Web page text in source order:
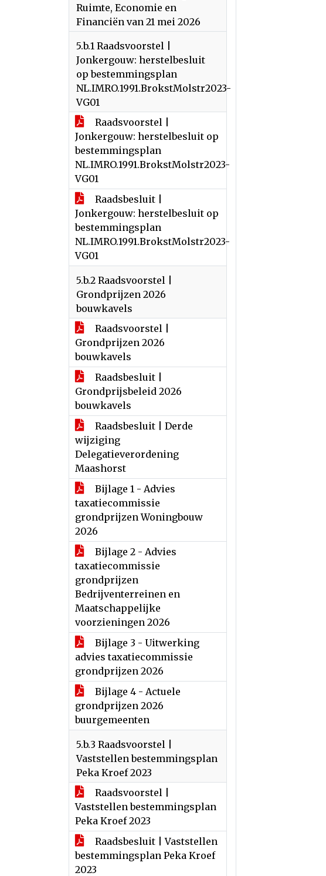
Ruimte, Economie en
Financiën van 21 mei 2026
5.b.1 Raadsvoorstel |
Jonkergouw: herstelbesluit
op bestemmingsplan
NL.IMRO.1991.BrokstMolstr2023-
VG01
Raadsvoorstel |
Jonkergouw: herstelbesluit op
bestemmingsplan
NL.IMRO.1991.BrokstMolstr2023-
VG01
Raadsbesluit |
Jonkergouw: herstelbesluit op
bestemmingsplan
NL.IMRO.1991.BrokstMolstr2023-
VG01
5.b.2 Raadsvoorstel |
Grondprijzen 2026
bouwkavels
Raadsvoorstel |
Grondprijzen 2026
bouwkavels
Raadsbesluit |
Grondprijsbeleid 2026
bouwkavels
Raadsbesluit | Derde
wijziging
Delegatieverordening
Maashorst
Bijlage 1 - Advies
taxatiecommissie
grondprijzen Woningbouw
2026
Bijlage 2 - Advies
taxatiecommissie
grondprijzen
Bedrijventerreinen en
Maatschappelijke
voorzieningen 2026
Bijlage 3 - Uitwerking
advies taxatiecommissie
grondprijzen 2026
Bijlage 4 - Actuele
grondprijzen 2026
buurgemeenten
5.b.3 Raadsvoorstel |
Vaststellen bestemmingsplan
Peka Kroef 2023
Raadsvoorstel |
Vaststellen bestemmingsplan
Peka Kroef 2023
Raadsbesluit | Vaststellen
bestemmingsplan Peka Kroef
2023